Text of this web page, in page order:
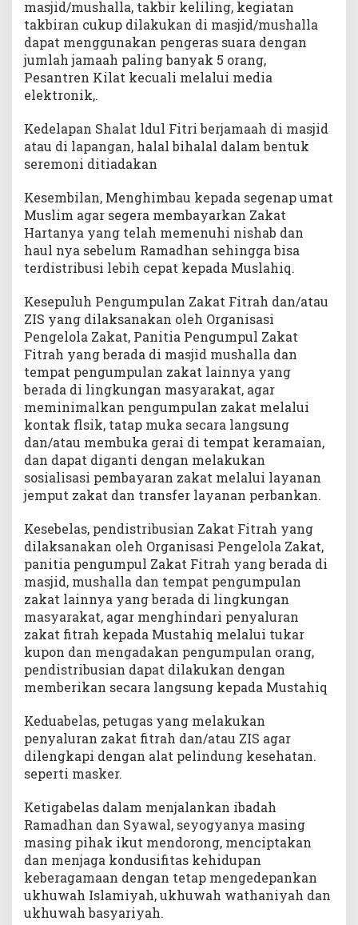
masjid/mushalla, takbir keliling, kegiatan
takbiran cukup dilakukan di masjid/mushalla
dapat menggunakan pengeras suara dengan
jumlah jamaah paling banyak 5 orang,
Pesantren Kilat kecuali melalui media
elektronik,.
Kedelapan Shalat ldul Fitri berjamaah di masjid
atau di lapangan, halal bihalal dalam bentuk
seremoni ditiadakan
Kesembilan, Menghimbau kepada segenap umat
Muslim agar segera membayarkan Zakat
Hartanya yang telah memenuhi nishab dan
haul nya sebelum Ramadhan sehingga bisa
terdistribusi lebih cepat kepada Muslahiq.
Kesepuluh Pengumpulan Zakat Fitrah dan/atau
ZIS yang dilaksanakan oleh Organisasi
Pengelola Zakat, Panitia Pengumpul Zakat
Fitrah yang berada di masjid mushalla dan
tempat pengumpulan zakat lainnya yang
berada di lingkungan masyarakat, agar
meminimalkan pengumpulan zakat melalui
kontak flsik, tatap muka secara langsung
dan/atau membuka gerai di tempat keramaian,
dan dapat diganti dengan melakukan
sosialisasi pembayaran zakat melalui layanan
jemput zakat dan transfer layanan perbankan.
Kesebelas, pendistribusian Zakat Fitrah yang
dilaksanakan oleh Organisasi Pengelola Zakat,
panitia pengumpul Zakat Fitrah yang berada di
masjid, mushalla dan tempat pengumpulan
zakat lainnya yang berada di lingkungan
masyarakat, agar menghindari penyaluran
zakat fitrah kepada Mustahiq melalui tukar
kupon dan mengadakan pengumpulan orang,
pendistribusian dapat dilakukan dengan
memberikan secara langsung kepada Mustahiq
Keduabelas, petugas yang melakukan
penyaluran zakat fitrah dan/atau ZIS agar
dilengkapi dengan alat pelindung kesehatan.
seperti masker.
Ketigabelas dalam menjalankan ibadah
Ramadhan dan Syawal, seyogyanya masing
masing pihak ikut mendorong, menciptakan
dan menjaga kondusifitas kehidupan
keberagamaan dengan tetap mengedepankan
ukhuwah Islamiyah, ukhuwah wathaniyah dan
ukhuwah basyariyah.